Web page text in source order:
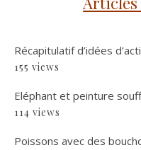
Récapitulatif d’idées
155 views
Eléphant et peinture
114 views
Poissons avec des